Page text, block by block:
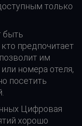
только
быть
предпочитает
им
номера отеля,
посетить
Цифровая
хорошо